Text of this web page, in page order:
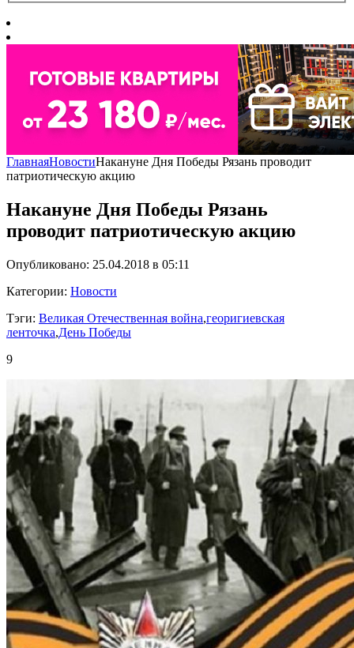
ГлавнаяНовостиНакануне Дня Победы Рязань проводит
патриотическую акцию
Накануне Дня Победы Рязань
проводит патриотическую акцию
Опубликовано: 25.04.2018 в 05:11
Категории: Новости
Тэги: Великая Отечественная война,георигиевская
ленточка,День Победы
9